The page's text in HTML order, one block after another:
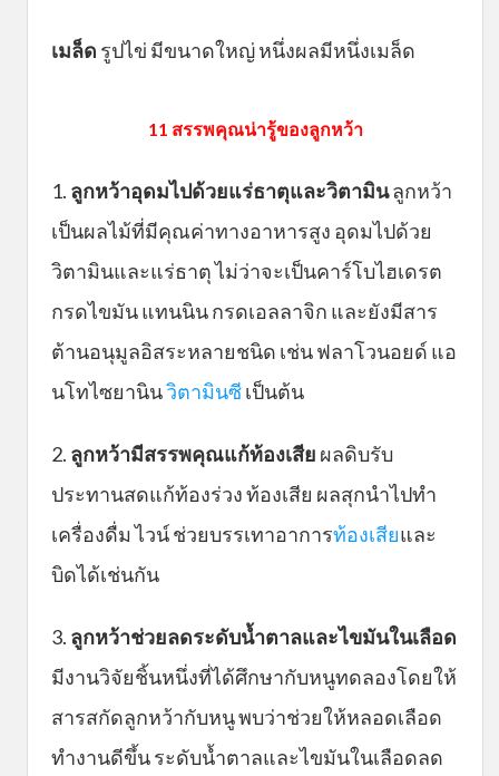
เมล็ด รูปไข่ มีขนาดใหญ่ หนึ่งผลมีหนึ่งเมล็ด
11 สรรพคุณน่ารู้ของลูกหว้า
1. ลูกหว้าอุดมไปด้วยแร่ธาตุและวิตามินลูกหว้า
เป็นผลไม้ที่มีคุณค่าทางอาหารสูง อุดมไปด้วย
วิตามินและแร่ธาตุ ไม่ว่าจะเป็นคาร์โบไฮเดรต
กรดไขมัน แทนนิน กรดเอลลาจิก และยังมีสาร
ต้านอนุมูลอิสระหลายชนิด เช่น ฟลาโวนอยด์ แอ
นโทไซยานินวิตามินซีเป็นต้น
2. ลูกหว้ามีสรรพคุณแก้ท้องเสีย ผลดิบรับ
ประทานสดแก้ท้องร่วง ท้องเสีย ผลสุกนำไปทำ
เครื่องดื่ม ไวน์ ช่วยบรรเทาอาการท้องเสียและ
บิดได้เช่นกัน
3. ลูกหว้าช่วยลดระดับน้ำตาลและไขมันในเลือด
มีงานวิจัยชิ้นหนึ่งที่ได้ศึกษากับหนูทดลองโดยให้
สารสกัดลูกหว้ากับหนู พบว่าช่วยให้หลอดเลือด
ทำงานดีขึ้น ระดับน้ำตาลและไขมันในเลือดลด